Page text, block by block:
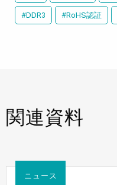
#DDR3 #RoHS認証
関連資料
ニュース